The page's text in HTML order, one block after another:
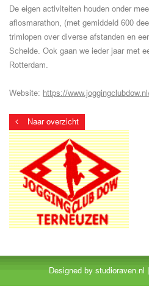
De eigen activiteiten houden onder
aflosmarathon, (met gemiddeld 600
trimlopen over diverse afstanden en
Schelde. Ook gaan we ieder jaar met
Rotterdam.
Website: https://
Naar overzicht
Designed by studioraven.nl